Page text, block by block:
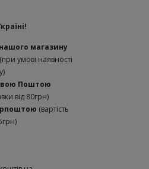
магазину
умові наявності
Поштою
від 80грн)
(вартість